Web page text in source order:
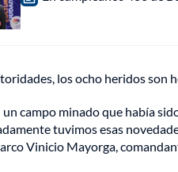
los ocho heridos son
un campo minado que había
tuvimos esas
Vinicio Mayorga,